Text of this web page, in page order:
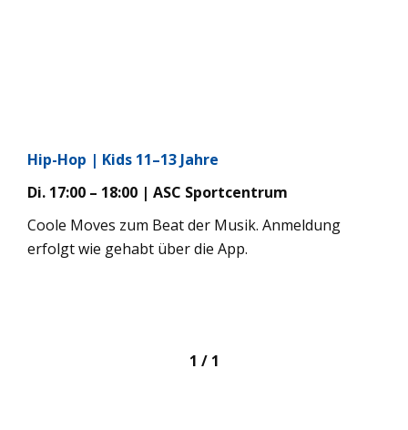
Hip-Hop | Kids 11–13 Jahre
Di. 17:00 – 18:00 | ASC Sport­cen­trum
Coole Moves zum Beat der Musik. Anmel­dung
erfolgt wie gehabt über die App.
1 / 1